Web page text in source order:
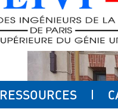
RESSOURCES